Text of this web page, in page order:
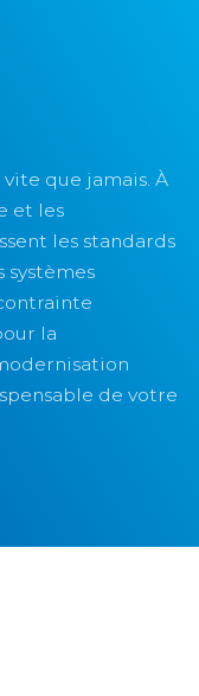
que jamais. À
et les
les standards
systèmes
la
de votre